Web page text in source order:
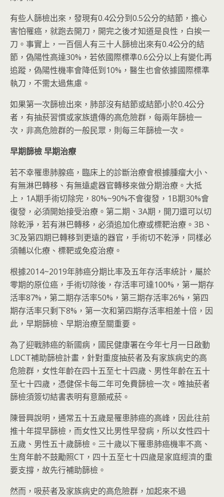
有些人篩檢出來，發現有0.4公分到0.5公分的結節，擔心
害怕罹癌，就跑去開刀，開完之後才知道是良性，白挨一
刀。事實上，一百個人有三十人篩檢出來有0.4公分的結
節，偽陽性高達30%，若依國際標準0.6公分以上有變化再
追蹤，偽陽性機率會降低到10%，醫生也會依據國際標準
執刀，不需太過焦慮。
如果第一次篩檢出來，肺部沒有結節或結節小於0.4公分
者，有抽菸習慣或家族遺傳的高危險群，每兩年篩檢一
次，非高危險群的一般民眾，則每三年篩檢一次。
早期篩檢早期治療
若不幸罹患肺腺癌，臨床上的診斷治療會根據腫瘤大小、
有無淋巴轉移、有無遠處器官轉移來做分期治療。大抵
上，1A期手術切除完，80%~90%不會復發，1B期30%會
復發，必須開始接受治療。第二期、3A期，開刀還可以切
除乾淨，若有淋巴轉移，必須追加化療或標靶治療。3B、
3C及第四期已轉移到更遠的器官，手術切不乾淨，同樣必
須輔以化療、標靶或免疫治療。
根據2014~2019年肺癌分期比率及五年存活率統計，屬於
零期的原位癌，手術切除後，存活率可達100%，第一期存
活率87%，第二期存活率50%，第三期存活率26%，第四
期存活率只剩下8%，第一次和第四期存活率相差十倍，因
此，早期篩檢、早期治療至關重要。
為了迎戰肺癌的新國病，國民健康署在今年七月一日啟動
LDCT補助篩檢計畫，針對重度抽菸者及有家族病史的高
危險群，女性年齡在四十五至七十四歲、男性年齡在五十
至七十四歲，憑健保卡每二年可免費篩檢一次。唯抽菸者
篩檢須簽切結書表明有意願戒菸。
陳晉興說明，通常五十五歲是罹患肺癌的高峰，因此往前
推十年提早篩檢，而女性又比男性早發病，所以女性四十
五歲、男性五十歲篩檢。三十歲以下罹患肺癌機率不高、
生育年齡不鼓勵照CT，四十五至七十四歲是家庭經濟的重
要支撐，故先行補助篩檢。
然而，吸菸者及家族病史的高危險群，加起來不過